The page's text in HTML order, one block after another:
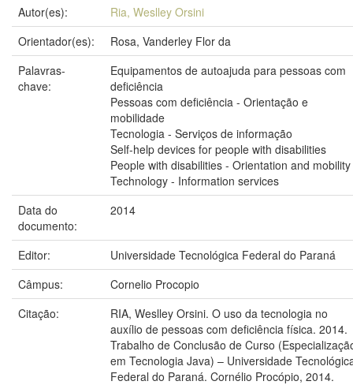
Autor(es):
Ria, Weslley Orsini
Orientador(es):
Rosa, Vanderley Flor da
Palavras-
chave:
Equipamentos de autoajuda para pessoas com
deficiência
Pessoas com deficiência - Orientação e
mobilidade
Tecnologia - Serviços de informação
Self-help devices for people with disabilities
People with disabilities - Orientation and mobility
Technology - Information services
Data do
documento:
2014
Editor:
Universidade Tecnológica Federal do Paraná
Câmpus:
Cornelio Procopio
Citação:
RIA, Weslley Orsini. O uso da tecnologia no
auxílio de pessoas com deficiência física. 2014.
Trabalho de Conclusão de Curso
em Tecnologia Java) – Universidade
Federal do Paraná. Cornélio Procópio, 2014.